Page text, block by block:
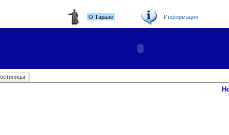
О Таразе Информация